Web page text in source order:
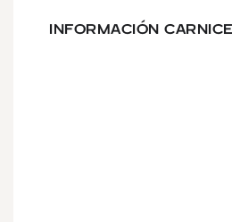
INFORMACIÓN